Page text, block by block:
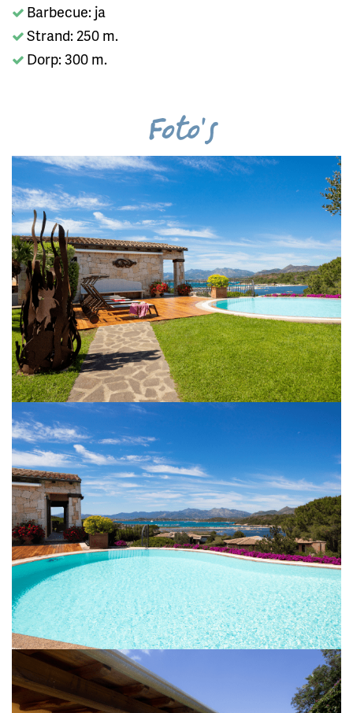
Barbecue: ja
Strand: 250 m.
Dorp: 300 m.
Foto's